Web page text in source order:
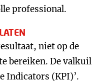
professional.
niet op de
bereiken. De valkuil
Indicators (KPI)’.